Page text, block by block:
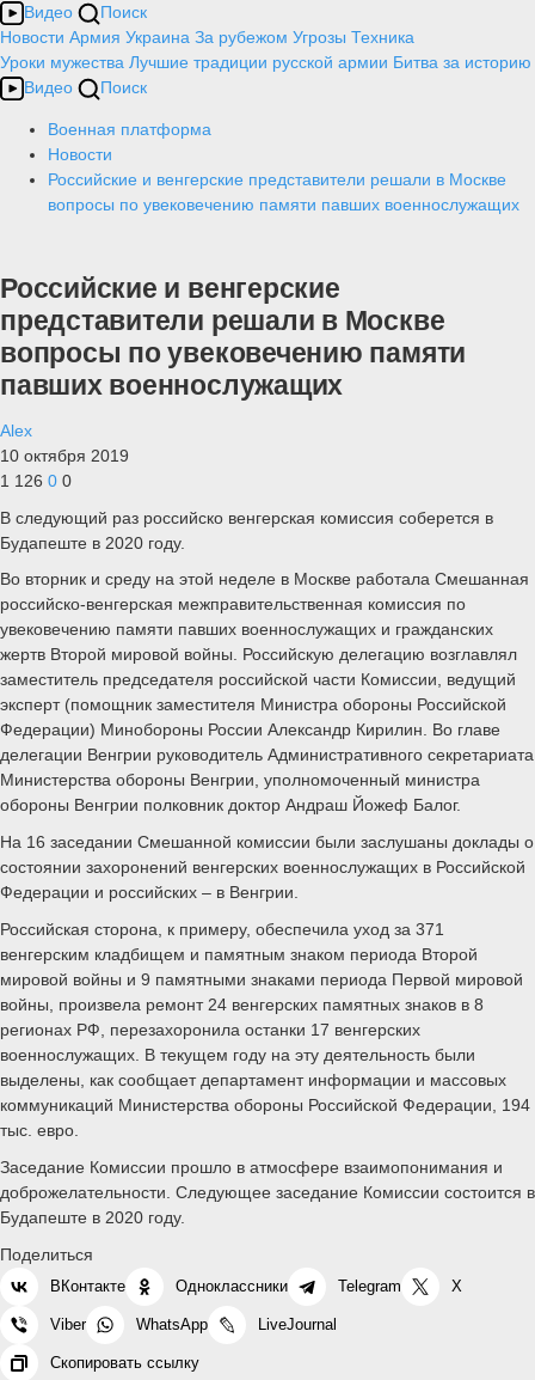
Видео
Поиск
Новости Армия Украина За рубежом Угрозы Техника
Уроки мужества Лучшие традиции русской армии Битва за историю
Видео
Поиск
Военная платформа
Новости
Российские и венгерские представители решали в Москве
вопросы по увековечению памяти павших военнослужащих
Российские и венгерские
представители решали в Москве
вопросы по увековечению памяти
павших военнослужащих
Alex
10 октября 2019
1 126 0 0
В следующий раз российско венгерская комиссия соберется в
Будапеште в 2020 году.
Во вторник и среду на этой неделе в Москве работала Смешанная
российско-венгерская межправительственная комиссия по
увековечению памяти павших военнослужащих и гражданских
жертв Второй мировой войны. Российскую делегацию возглавлял
заместитель председателя российской части Комиссии, ведущий
эксперт (помощник заместителя Министра обороны Российской
Федерации) Минобороны России Александр Кирилин. Во главе
делегации Венгрии руководитель Административного секретариата
Министерства обороны Венгрии, уполномоченный министра
обороны Венгрии полковник доктор Андраш Йожеф Балог.
На 16 заседании Смешанной комиссии были заслушаны доклады о
состоянии захоронений венгерских военнослужащих в Российской
Федерации и российских – в Венгрии.
Российская сторона, к примеру, обеспечила уход за 371
венгерским кладбищем и памятным знаком периода Второй
мировой войны и 9 памятными знаками периода Первой мировой
войны, произвела ремонт 24 венгерских памятных знаков в 8
регионах РФ, перезахоронила останки 17 венгерских
военнослужащих. В текущем году на эту деятельность были
выделены, как сообщает департамент информации и массовых
коммуникаций Министерства обороны Российской Федерации, 194
тыс. евро.
Заседание Комиссии прошло в атмосфере взаимопонимания и
доброжелательности. Следующее заседание Комиссии состоится в
Будапеште в 2020 году.
Поделиться
ВКонтакте Одноклассники Telegram X
Viber WhatsApp LiveJournal
Скопировать ссылку